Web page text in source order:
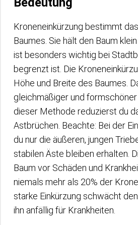
Kroneneinkürzung bestimmt
Baumes. Sie hält den Baum
ist besonders wichtig bei
begrenzt ist. Die
Höhe und Breite des Baumes.
gleichmäßiger und
dieser Methode reduzierst du
Astbrüchen. Beachte: Bei der
du nur die äußeren, jungen
stabilen Äste bleiben erhalten.
Baum vor Schäden und
niemals mehr als 20% der
starke Einkürzung schwächt
ihn anfällig für Krankheiten.